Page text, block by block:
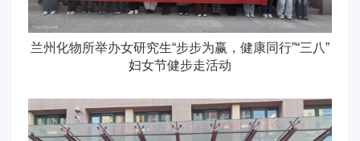
兰州化物所举办女研究生“步步为赢，健康同行”“三八”
妇女节健步走活动